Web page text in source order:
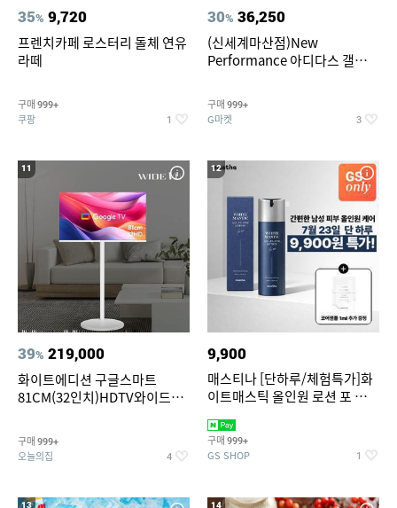
35% 9,720
프렌치카페 로스터리 돌체 연유
라떼
구매 999+
쿠팡 1
30% 36,250
(신세계마산점)New
Performance 아디다스 갤럭시
구매 999+
G마켓 3
11
39% 219,000
화이트에디션 구글스마트
81CM(32인치)HDTV와이드무
구매 999+
오늘의집 4
12
9,900
매스티나 [단하루/체험특가]화
이트매스틱 올인원 로션 포 맨
구매 999+
GS SHOP 1
13 14